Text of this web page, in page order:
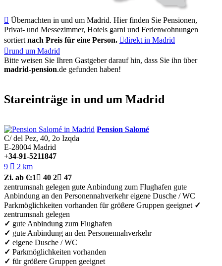
 Übernachten in und um Madrid. Hier finden Sie Pensionen,
Privat- und Messezimmer, Hotels garni und Ferienwohnungen
sortiert nach Preis für eine Person. direkt in Madrid
rund um Madrid
Bitte weisen Sie Ihren Gastgeber darauf hin, dass Sie ihn über
madrid-pension.de gefunden haben!
Stareinträge in und um Madrid
Pension Salomé
C/ del Pez, 40, 2o Izqda
E-28004 Madrid
+34-91-5211847
9  2 km
Zi. ab €:1  40 2 47
zentrumsnah gelegen gute Anbindung zum Flughafen gute
Anbindung an den Personennahverkehr eigene Dusche / WC
Parkmöglichkeiten vorhanden für größere Gruppen geeignet ✓
zentrumsnah gelegen
✓ gute Anbindung zum Flughafen
✓ gute Anbindung an den Personennahverkehr
✓ eigene Dusche / WC
✓ Parkmöglichkeiten vorhanden
✓ für größere Gruppen geeignet